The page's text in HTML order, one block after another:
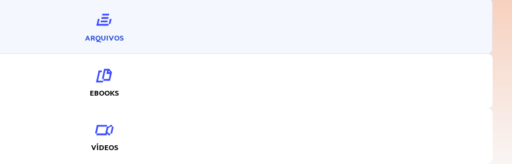
ARQUIVOS
EBOOKS
VÍDEOS